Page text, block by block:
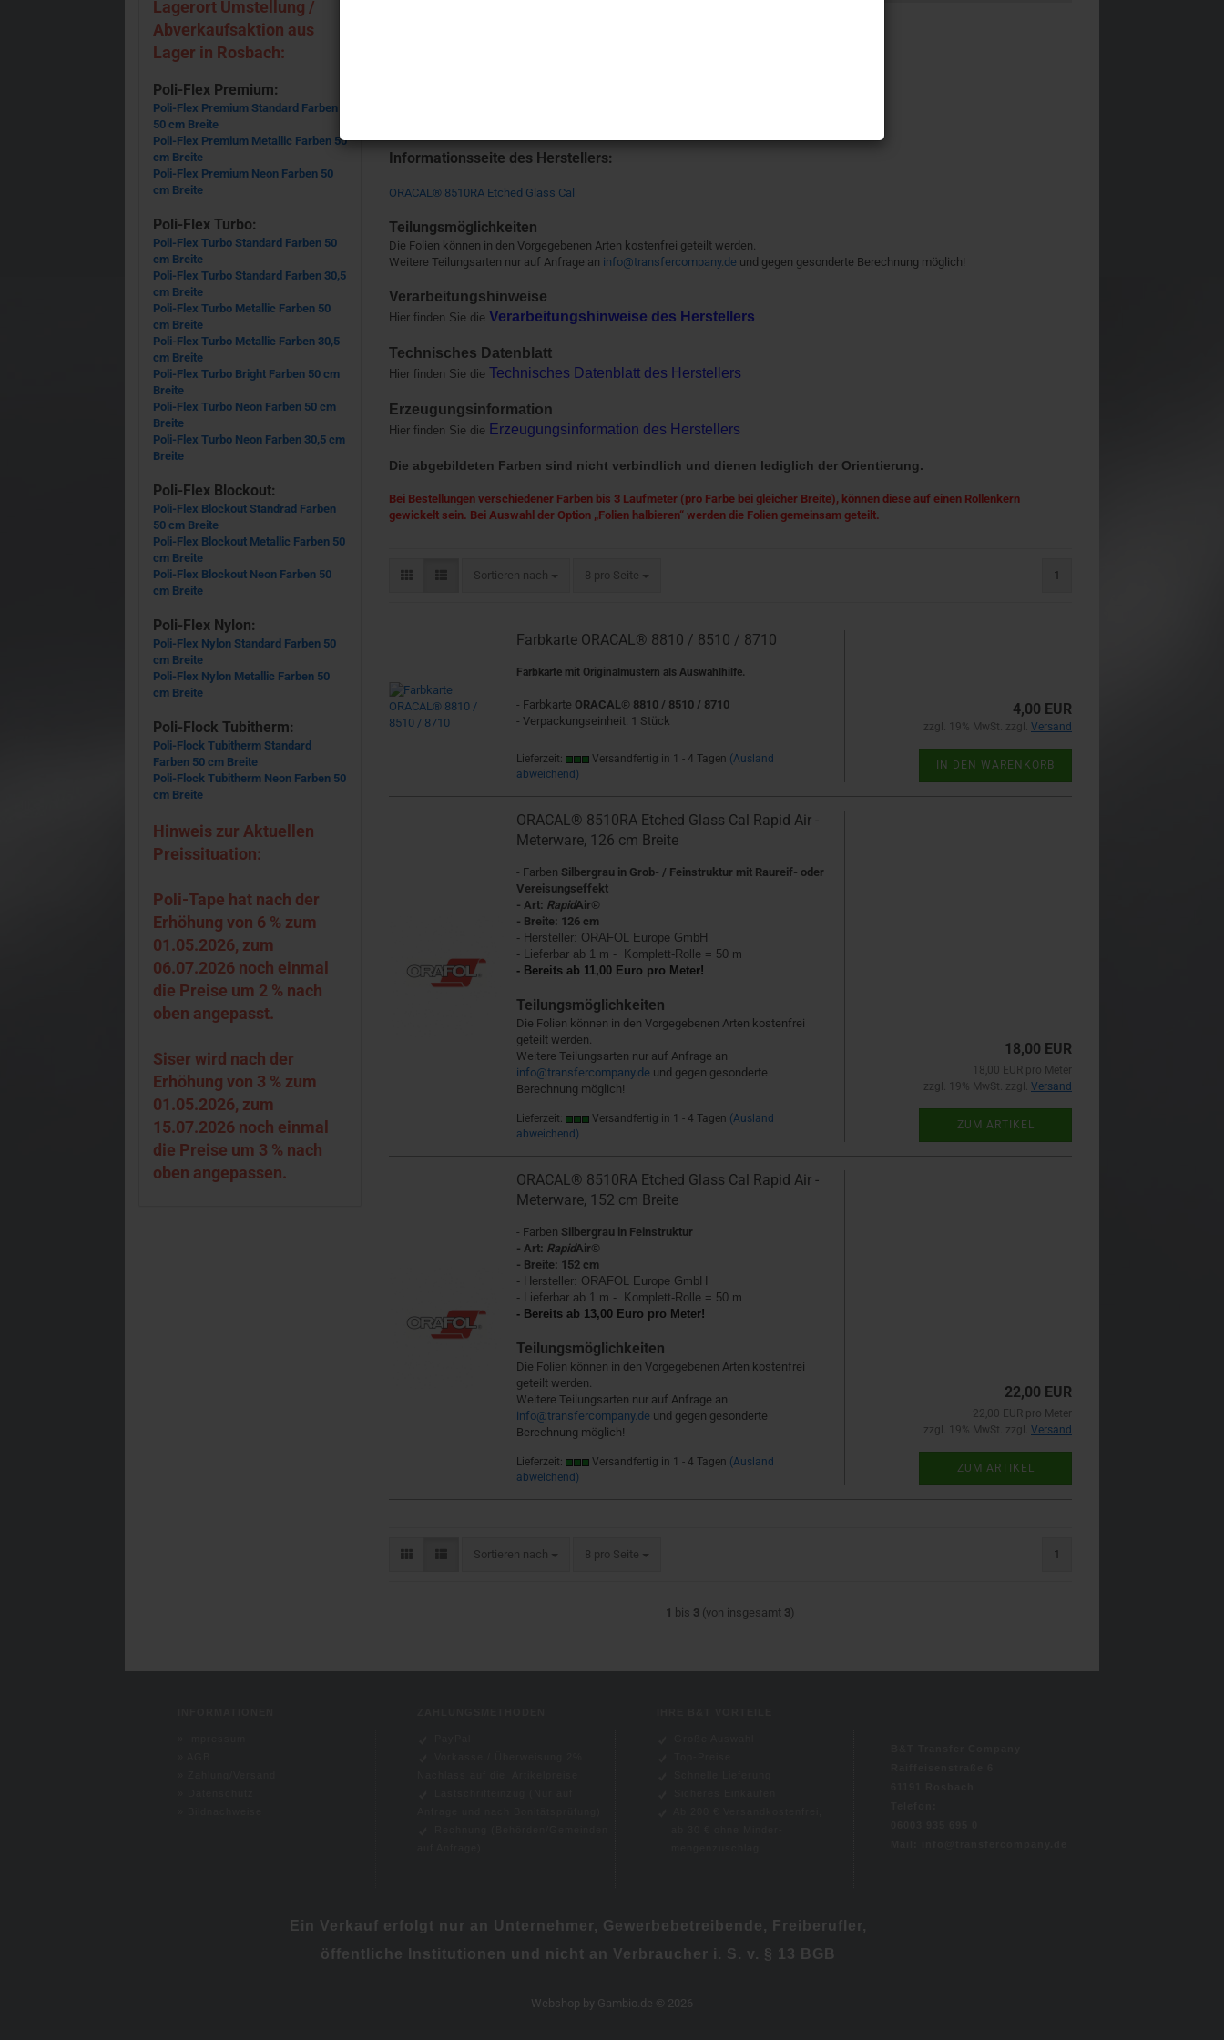
Informationsseite des Herstellers:
ORACAL® 8510RA Etched Glass Cal
Teilungsmöglichkeiten
Die Folien können in den Vorgegebenen Arten kostenfrei geteilt werden.
Weitere Teilungsarten nur auf Anfrage an info@transfercompany.de und gegen gesonderte Berechnung möglich!
Verarbeitungshinweise
Hier finden Sie die Verarbeitungshinweise des Herstellers
Technisches Datenblatt
Hier finden Sie die Technisches Datenblatt des Herstellers
Erzeugungsinformation
Hier finden Sie die Erzeugungsinformation des Herstellers
Die abgebildeten Farben sind nicht verbindlich und dienen lediglich der Orientierung.
Bei Bestellungen verschiedener Farben bis 3 Laufmeter (pro Farbe bei gleicher Breite), können diese auf einen Rollenkern
gewickelt sein. Bei Auswahl der Option „Folien halbieren“ werden die Folien gemeinsam geteilt.
Sortieren nach
Sortieren nach 8 pro Seite
pro Seite 1
Farbkarte ORACAL® 8810 / 8510 / 8710
Farbkarte mit Originalmustern als Auswahlhilfe.
- Farbkarte ORACAL® 8810 / 8510 / 8710
- Verpackungseinheit: 1 Stück
Lieferzeit: Versandfertig in 1 - 4 Tagen (Ausland
abweichend)
4,00 EUR
zzgl. 19% MwSt. zzgl. Versand
IN DEN WARENKORB
ORACAL® 8510RA Etched Glass Cal Rapid Air -
Meterware, 126 cm Breite
- Farben Silbergrau in Grob- / Feinstruktur mit Raureif- oder
Vereisungseffekt
- Art: RapidAir®
- Breite: 126 cm
- Hersteller: ORAFOL Europe GmbH
- Lieferbar ab 1 m - Komplett-Rolle = 50 m
- Bereits ab 11,00 Euro pro Meter!
Teilungsmöglichkeiten
Die Folien können in den Vorgegebenen Arten kostenfrei
geteilt werden.
Weitere Teilungsarten nur auf Anfrage an
info@transfercompany.de und gegen gesonderte
Berechnung möglich!
Lieferzeit: Versandfertig in 1 - 4 Tagen (Ausland
abweichend)
18,00 EUR
18,00 EUR pro Meter
zzgl. 19% MwSt. zzgl. Versand
ZUM ARTIKEL
ORACAL® 8510RA Etched Glass Cal Rapid Air -
Meterware, 152 cm Breite
- Farben Silbergrau in Feinstruktur
- Art: RapidAir®
- Breite: 152 cm
- Hersteller: ORAFOL Europe GmbH
- Lieferbar ab 1 m - Komplett-Rolle = 50 m
- Bereits ab 13,00 Euro pro Meter!
Teilungsmöglichkeiten
Die Folien können in den Vorgegebenen Arten kostenfrei
geteilt werden.
Weitere Teilungsarten nur auf Anfrage an
info@transfercompany.de und gegen gesonderte
Berechnung möglich!
Lieferzeit: Versandfertig in 1 - 4 Tagen (Ausland
abweichend)
22,00 EUR
22,00 EUR pro Meter
zzgl. 19% MwSt. zzgl. Versand
ZUM ARTIKEL
Sortieren nach
Sortieren nach 8 pro Seite
pro Seite 1
1 bis 3 (von insgesamt 3)
Lagerort Umstellung /
Abverkaufsaktion aus
Lager in Rosbach:
Poli-Flex Premium:
Poli-Flex Premium Standard Farben
50 cm Breite
Poli-Flex Premium Metallic Farben 50
cm Breite
Poli-Flex Premium Neon Farben 50
cm Breite
Poli-Flex Turbo:
Poli-Flex Turbo Standard Farben 50
cm Breite
Poli-Flex Turbo Standard Farben 30,5
cm Breite
Poli-Flex Turbo Metallic Farben 50
cm Breite
Poli-Flex Turbo Metallic Farben 30,5
cm Breite
Poli-Flex Turbo Bright Farben 50 cm
Breite
Poli-Flex Turbo Neon Farben 50 cm
Breite
Poli-Flex Turbo Neon Farben 30,5 cm
Breite
Poli-Flex Blockout:
Poli-Flex Blockout Standrad Farben
50 cm Breite
Poli-Flex Blockout Metallic Farben 50
cm Breite
Poli-Flex Blockout Neon Farben 50
cm Breite
Poli-Flex Nylon:
Poli-Flex Nylon Standard Farben 50
cm Breite
Poli-Flex Nylon Metallic Farben 50
cm Breite
Poli-Flock Tubitherm:
Poli-Flock Tubitherm Standard
Farben 50 cm Breite
Poli-Flock Tubitherm Neon Farben 50
cm Breite
Hinweis zur Aktuellen
Preissituation:
Poli-Tape hat nach der
Erhöhung von 6 % zum
01.05.2026, zum
06.07.2026 noch einmal
die Preise um 2 % nach
oben angepasst.
Siser wird nach der
Erhöhung von 3 % zum
01.05.2026, zum
15.07.2026 noch einmal
die Preise um 3 % nach
oben angepassen.
Ein Verkauf erfolgt nur an Unternehmer, Gewerbebetreibende, Freiberufler,
öffentliche Institutionen und nicht an Verbraucher i. S. v. § 13 BGB
Webshop by Gambio.de © 2026